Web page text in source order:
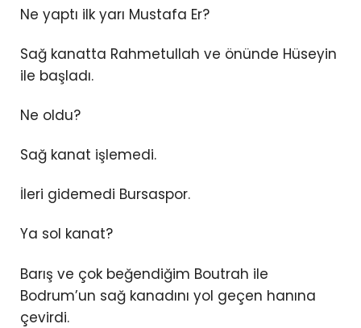
Ne yaptı ilk yarı Mustafa Er?
Sağ kanatta Rahmetullah ve önünde Hüseyin
ile başladı.
Ne oldu?
Sağ kanat işlemedi.
İleri gidemedi Bursaspor.
Ya sol kanat?
Barış ve çok beğendiğim Boutrah ile
Bodrum’un sağ kanadını yol geçen hanına
çevirdi.